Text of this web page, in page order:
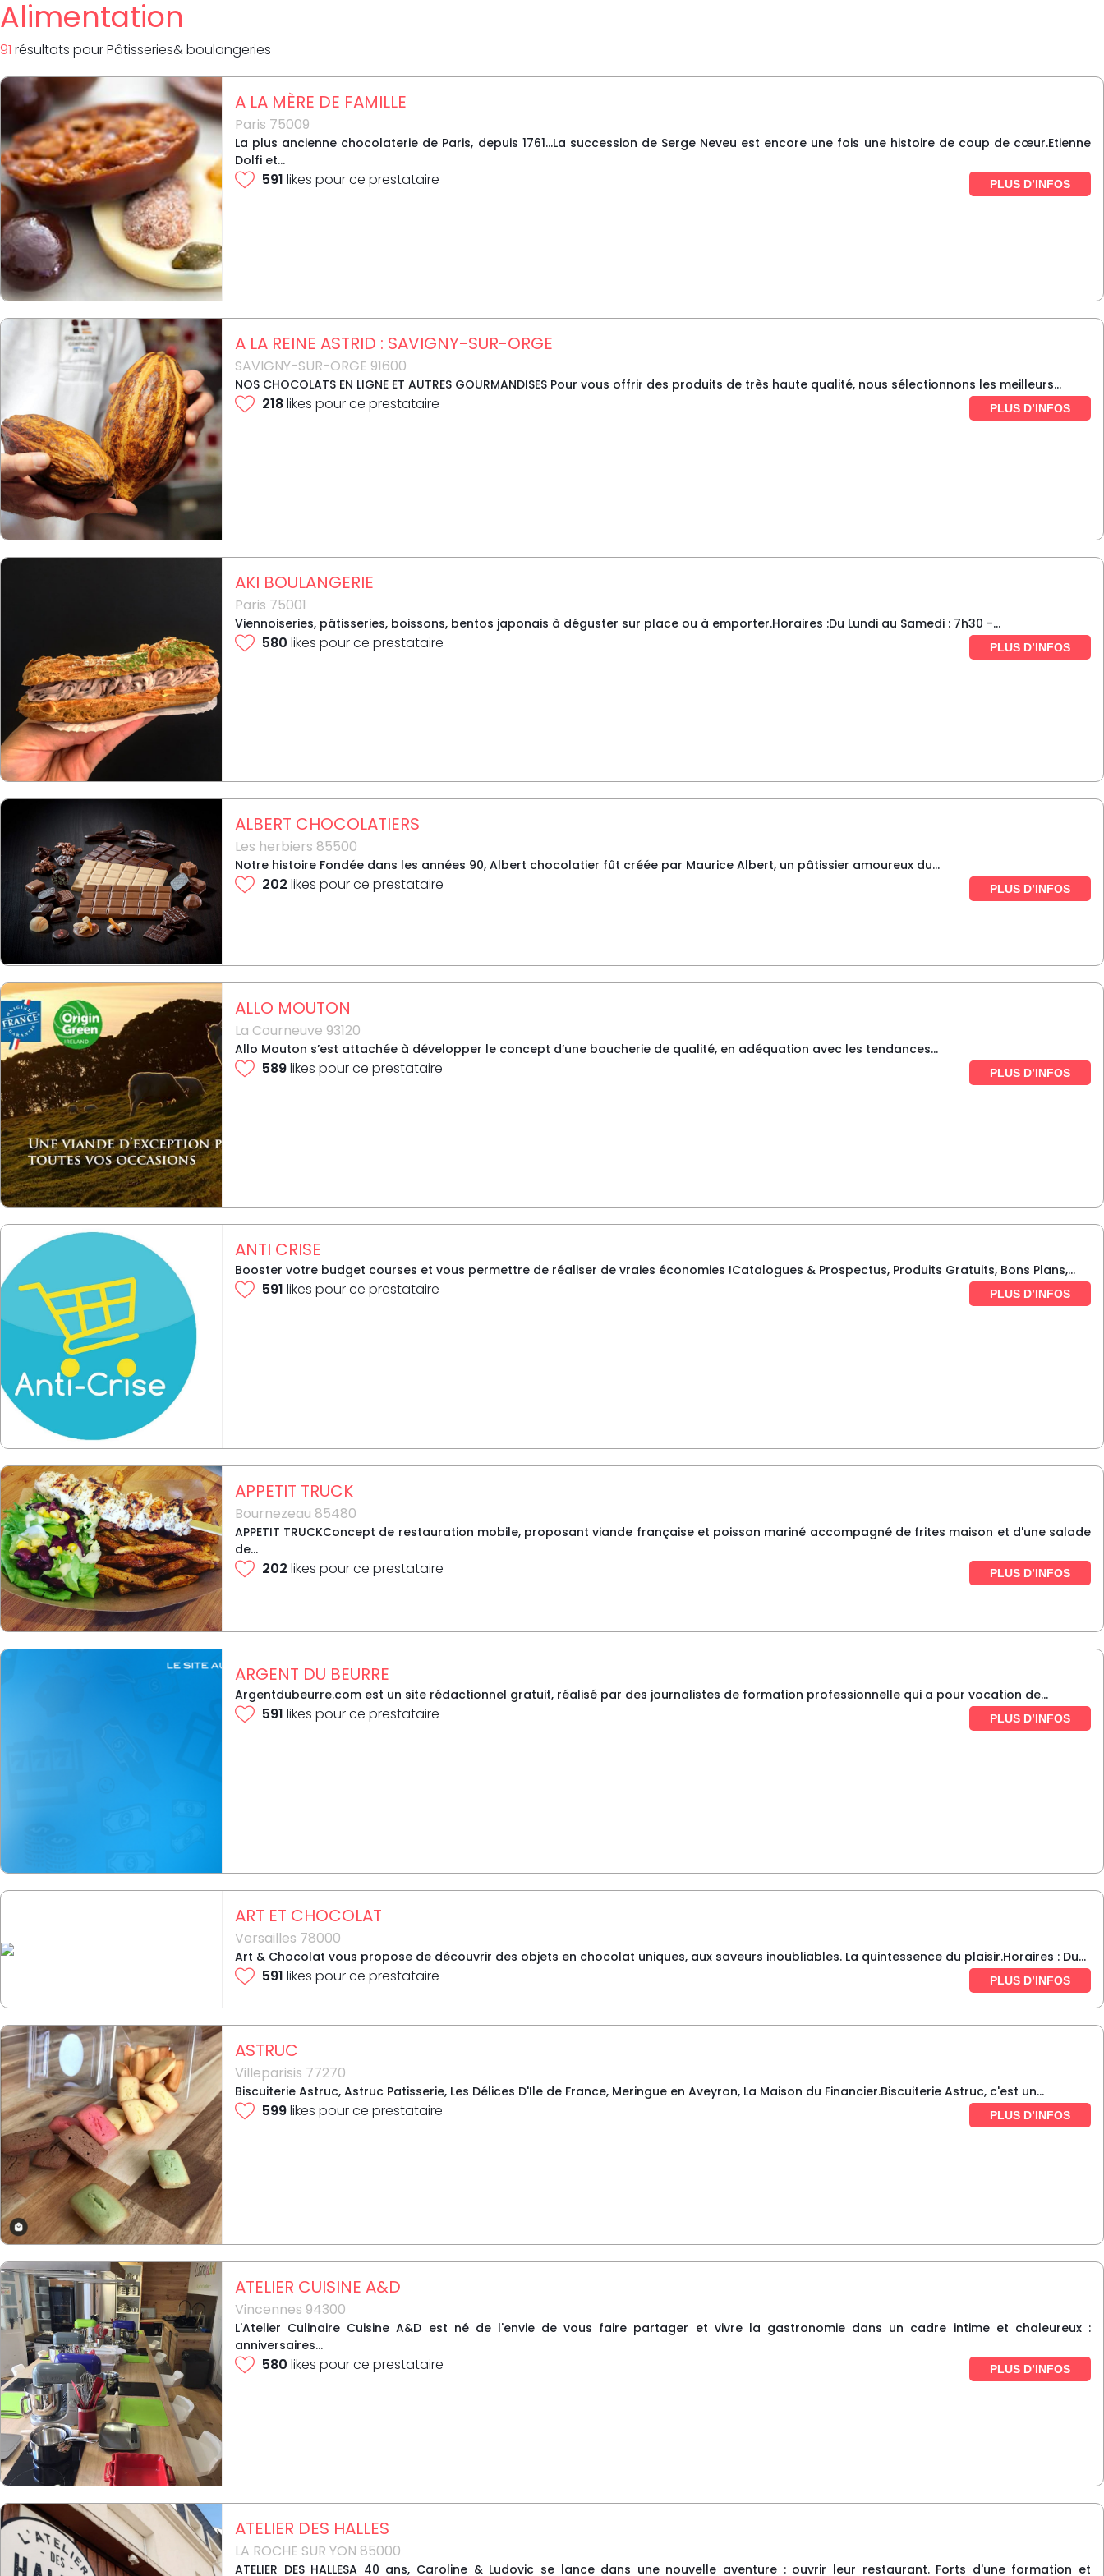
Alimentation
91 résultats pourPâtisseries& boulangeries
A LA MÈRE DE FAMILLE
Paris 75009
La plus ancienne chocolaterie de Paris, depuis 1761...La succession de Serge Neveu est encore une fois une histoire de coup de cœur.Etienne
Dolfi et...
591 likes pour ce prestataire PLUS D’INFOS
A LA REINE ASTRID : SAVIGNY-SUR-ORGE
SAVIGNY-SUR-ORGE 91600
NOS CHOCOLATS EN LIGNE ET AUTRES GOURMANDISES Pour vous offrir des produits de très haute qualité, nous sélectionnons les meilleurs...
218likes pour ce prestataire PLUS D’INFOS
AKI BOULANGERIE
Paris 75001
Viennoiseries, pâtisseries, boissons, bentos japonais à déguster sur place ou à emporter.Horaires :Du Lundi au Samedi : 7h30 -...
580 likes pour ce prestataire PLUS D’INFOS
ALBERT CHOCOLATIERS
Les herbiers 85500
Notre histoire Fondée dans les années 90, Albert chocolatier fût créée par Maurice Albert, un pâtissier amoureux du...
202 likes pour ce prestataire PLUS D’INFOS
ALLO MOUTON
La Courneuve 93120
Allo Mouton s’est attachée à développer le concept d’une boucherie de qualité, en adéquation avec les tendances...
589likes pour ce prestataire PLUS D’INFOS
ANTI CRISE
Booster votre budget courses et vous permettre de réaliser de vraies économies !Catalogues & Prospectus, Produits Gratuits, Bons Plans,...
591 likes pour ce prestataire PLUS D’INFOS
APPETIT TRUCK
Bournezeau 85480
APPETIT TRUCKConcept de restauration mobile, proposant viande française et poisson mariné accompagné de frites maison et d'une salade
de...
202 likes pour ce prestataire PLUS D’INFOS
ARGENT DU BEURRE
Argentdubeurre.com est un site rédactionnel gratuit, réalisé par des journalistes de formation professionnelle qui a pour vocation de...
591 likes pour ce prestataire PLUS D’INFOS
ART ET CHOCOLAT
Versailles 78000
Art & Chocolat vous propose de découvrir des objets en chocolat uniques, aux saveurs inoubliables. La quintessence du plaisir.Horaires : Du...
591 likes pour ce prestataire PLUS D’INFOS
ASTRUC
Villeparisis 77270
Biscuiterie Astruc, Astruc Patisserie, Les Délices D'Ile de France, Meringue en Aveyron, La Maison du Financier.Biscuiterie Astruc, c'est un...
599likes pour ce prestataire PLUS D’INFOS
ATELIER CUISINE A&D
Vincennes 94300
L'Atelier Culinaire Cuisine A&D est né de l'envie de vous faire partager et vivre la gastronomie dans un cadre intime et chaleureux :
anniversaires...
580 likes pour ce prestataire PLUS D’INFOS
ATELIER DES HALLES
LA ROCHE SUR YON 85000
ATELIER DES HALLESA 40 ans, Caroline & Ludovic se lance dans une nouvelle aventure : ouvrir leur restaurant. Forts d'une formation et